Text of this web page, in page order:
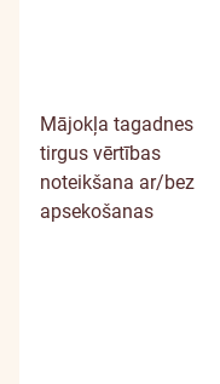
Mājokļa tagadnes
tirgus vērtības
noteikšana ar/bez
apsekošanas